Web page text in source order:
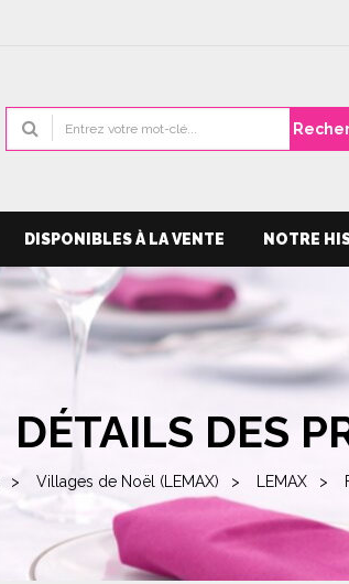
DISPONIBLES À LA VENTE NOTRE
DÉTAILS DES
Villages de Noël (LEMAX) LEMAX